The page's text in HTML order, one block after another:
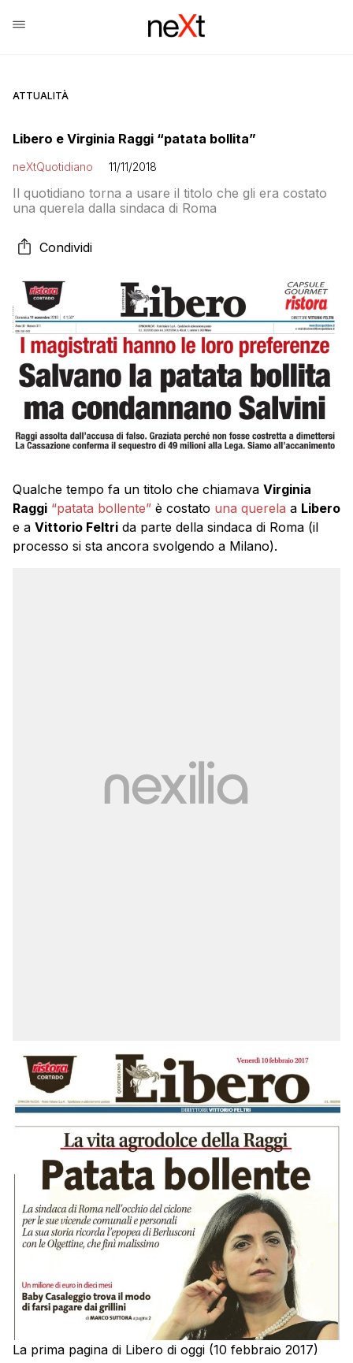
ATTUALITÀ
Libero e Virginia Raggi “patata bollita”
neXtQuotidiano 11/11/2018
Il quotidiano torna a usare il titolo che gli era costato
una querela dalla sindaca di Roma
Condividi
Qualche tempo fa un titolo che chiamava Virginia
Raggi “patata bollente” è costato una querela a Libero
e a Vittorio Feltri da parte della sindaca di Roma (il
processo si sta ancora svolgendo a Milano).
La prima pagina di Libero di oggi (10 febbraio 2017)